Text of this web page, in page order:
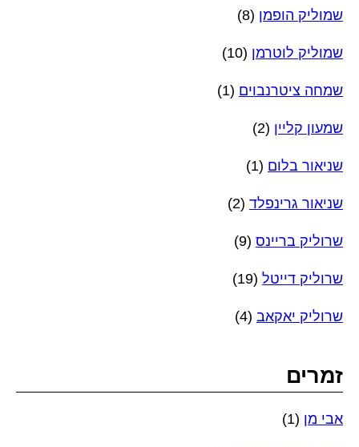
שמוליק הופמן (8)
שמוליק לוטרמן (10)
שמחה ציטרנבוים (1)
שמעון קליין (2)
שניאור בלום (1)
שניאור גרינפלד (2)
שרוליק בריינס (9)
שרוליק דייטל (19)
שרוליק יאקאב (4)
זמרים
אבי מן (1)